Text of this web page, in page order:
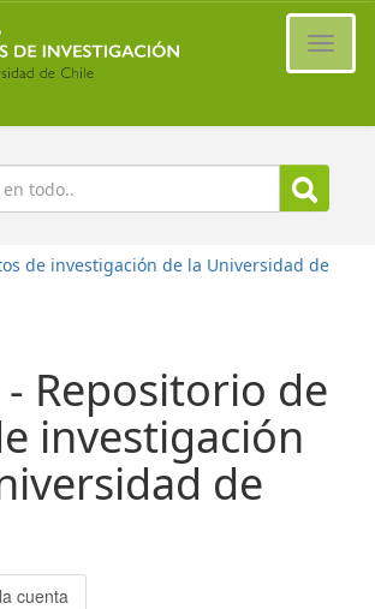
de investigación de la Universidad de
Repositorio de
investigación
de
cuenta